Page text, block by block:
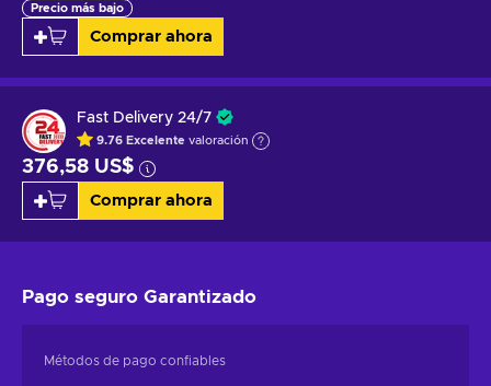
Precio más bajo
Comprar ahora
Fast Delivery 24/7
9.76 Excelente valoración
376,58 US$
Comprar ahora
Pago seguro Garantizado
Métodos de pago confiables